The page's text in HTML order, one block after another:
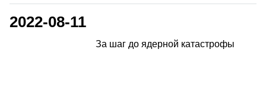
2022-08-11
За шаг до ядерной катастрофы